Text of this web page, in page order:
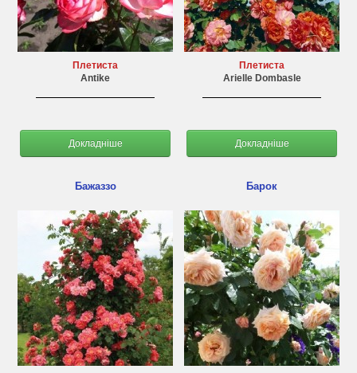
Плетиста
Antike
Докладніше
Плетиста
Arielle Dombasle
Докладніше
Бажаззо Барок